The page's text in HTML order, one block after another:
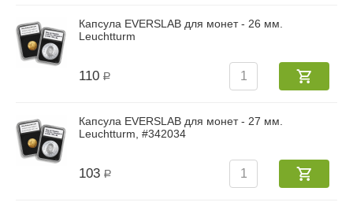
Капсула EVERSLAB для монет - 26 мм.
Leuchtturm
110 Р
Капсула EVERSLAB для монет - 27 мм.
Leuchtturm, #342034
103 Р